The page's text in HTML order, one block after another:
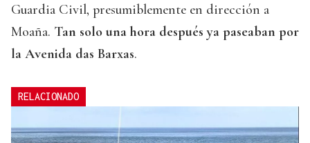
Guardia Civil, presumiblemente en dirección a
Moaña. Tan solo una hora después ya paseaban por
la Avenida das Barxas.
RELACIONADO